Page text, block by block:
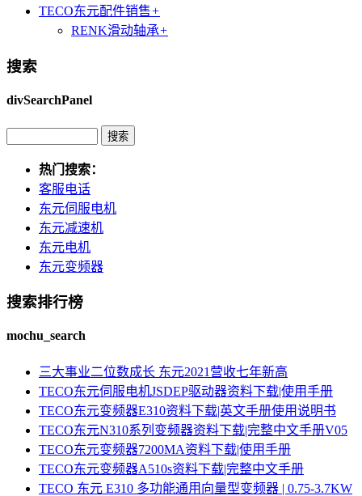
TECO东元配件销售+
RENK滑动轴承+
搜索
divSearchPanel
热门搜索：
客服电话
东元伺服电机
东元减速机
东元电机
东元变频器
搜索排行榜
mochu_search
三大事业二位数成长 东元2021营收七年新高
TECO东元伺服电机JSDEP驱动器资料下载|使用手册
TECO东元变频器E310资料下载|英文手册使用说明书
TECO东元N310系列变频器资料下载|完整中文手册V05
TECO东元变频器7200MA资料下载|使用手册
TECO东元变频器A510s资料下载|完整中文手册
TECO 东元 E310 多功能通用向量型变频器 | 0.75-3.7KW